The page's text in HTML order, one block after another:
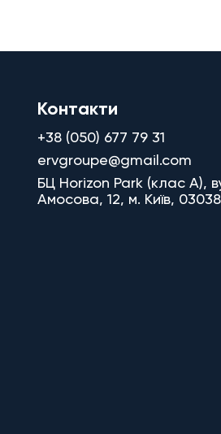
Контакти
+38 (050) 677 79 31
ervgroupe@gmail.com
БЦ Horizon Park (клас A),
Амосова, 12, м. Київ, 03038